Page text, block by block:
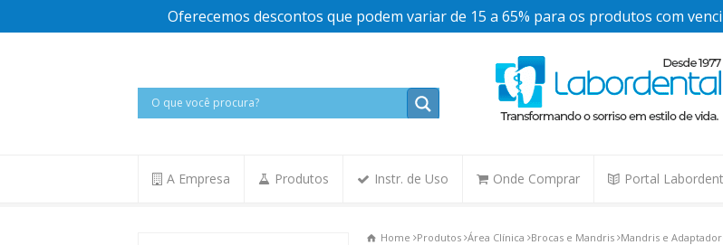
Oferecemos descontos que podem variar de 15 a 65% para os produtos com
A Empresa Produtos Instr. de Uso Onde Comprar Portal
Home Produtos Área Clínica Brocas e Mandris Mandris e